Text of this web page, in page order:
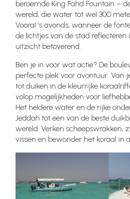
beroemde King Fahd Fountain –
wereld, die water tot wel 300
Vooral ’s avonds, wanneer de
de lichtjes van de stad reflecteren
uitzicht betoverend.
Ben je in voor wat actie? De
perfecte plek voor avontuur. Van
tot duiken in de kleurrijke
volop mogelijkheden voor
Het heldere water en de rijke
Jeddah tot een van de beste
wereld. Verken scheepswrakken,
vissen en bewonder het koraal in